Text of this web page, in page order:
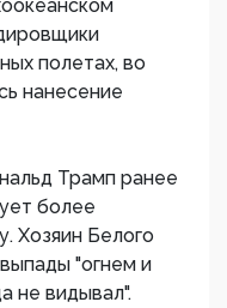
полетах, во
нанесение
Трамп ранее
более
Хозяин Белого
"огнем и
не видывал".